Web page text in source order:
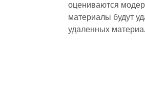
оцениваются
материалы будут
удаленных